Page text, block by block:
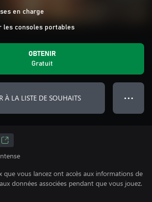
en charge
les consoles portables
OBTENIR
Gratuit
À LA LISTE DE SOUHAITS ● ● ●
que vous lancez ont accès aux informations de
données associées pendant que vous jouez.